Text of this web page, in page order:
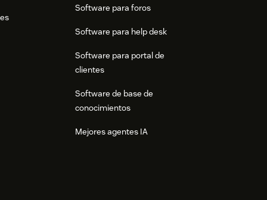
Software para foros
Software para help desk
Software para portal de
clientes
Software de base de
conocimientos
Mejores agentes IA